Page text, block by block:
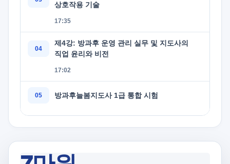
상호작용 기술
17:35
제4강: 방과후 운영 관리 실무 및 지도사의
직업 윤리와 비전
17:02
방과후늘봄지도사 1급 통합 시험